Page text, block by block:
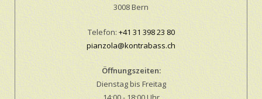
3008 Bern
Telefon: +41 31 398 23 80
pianzola@kontrabass.ch
Öffnungszeiten:
Dienstag bis Freitag